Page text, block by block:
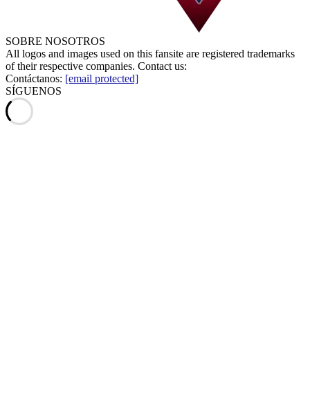
SOBRE NOSOTROS
All logos and images used on this fansite are registered trademarks
of their respective companies. Contact us:
Contáctanos: [email protected]
SÍGUENOS